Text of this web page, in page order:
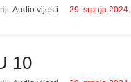
Audio vijesti 29. srpnja 2024.
10